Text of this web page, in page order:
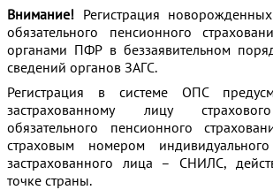
Внимание! Регистрация
обязательного пенсионного
органами ПФР в беззаявительном
сведений органов ЗАГС.
Регистрация в системе ОПС
застрахованному лицу
обязательного пенсионного
страховым номером
застрахованного лица – СНИЛС,
точке страны.